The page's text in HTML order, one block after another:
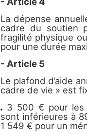
La dépense
cadre du soutien
fragilité physique
pour une durée
- Article 5
Le plafond d’aide
cadre de vie » est
3 500 € pour les
sont inférieures à
1 549 € pour un